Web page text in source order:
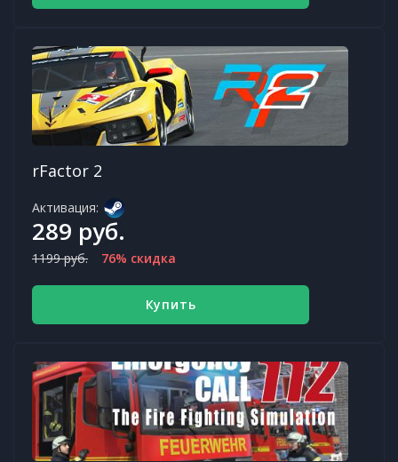
rFactor 2
Активация:
289 руб.
1199 руб. 76% скидка
Купить